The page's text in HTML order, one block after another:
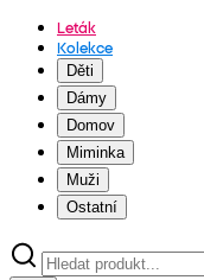
Leták
Kolekce
Děti
Dámy
Domov
Miminka
Muži
Ostatní